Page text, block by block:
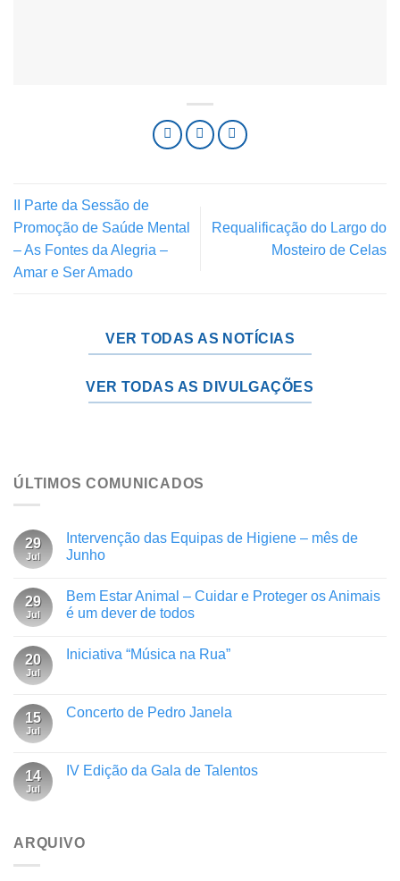
II Parte da Sessão de
Promoção de Saúde Mental
– As Fontes da Alegria –
Amar e Ser Amado
Requalificação do Largo do
Mosteiro de Celas
VER TODAS AS NOTÍCIAS
VER TODAS AS DIVULGAÇÕES
ÚLTIMOS COMUNICADOS
29
Jul
Intervenção das Equipas de Higiene – mês de
Junho
29
Jul
Bem Estar Animal – Cuidar e Proteger os Animais
é um dever de todos
20
Jul
Iniciativa “Música na Rua”
15
Jul
Concerto de Pedro Janela
14
Jul
IV Edição da Gala de Talentos
ARQUIVO